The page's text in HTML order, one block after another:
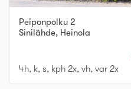
Peiponpolku 2
Sinilähde, Heinola
4h, k, s, kph 2x, vh, var 2x